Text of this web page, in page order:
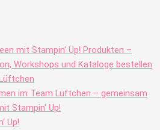
mit Stampin’ Up! Produkten –
Workshops und Kataloge bestellen
im Team Lüftchen – gemeinsam
Stampin’ Up!
Up!